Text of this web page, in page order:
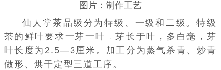
图片：制作工艺
仙人掌茶品级分为特级、一级和二级。特级
茶的鲜叶要求一芽一叶，芽长于叶，多 白毫 ，芽
叶长度为2.5—3厘米。加工分为蒸气杀青、炒青
做形、烘干定型三道工序。